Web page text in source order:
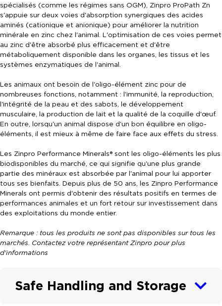
spécialisés (comme les régimes sans OGM), Zinpro ProPath Zn
s'appuie sur deux voies d'absorption synergiques des acides
aminés (cationique et anionique) pour améliorer la nutrition
minérale en zinc chez l'animal. L'optimisation de ces voies permet
au zinc d'être absorbé plus efficacement et d'être
métaboliquement disponible dans les organes, les tissus et les
systèmes enzymatiques de l'animal.
Les animaux ont besoin de l'oligo-élément zinc pour de
nombreuses fonctions, notamment : l'immunité, la reproduction,
l'intégrité de la peau et des sabots, le développement
musculaire, la production de lait et la qualité de la coquille d'œuf.
En outre, lorsqu'un animal dispose d'un bon équilibre en oligo-
éléments, il est mieux à même de faire face aux effets du stress.
Les Zinpro Performance Minerals® sont les oligo-éléments les plus
biodisponibles du marché, ce qui signifie qu'une plus grande
partie des minéraux est absorbée par l'animal pour lui apporter
tous ses bienfaits. Depuis plus de 50 ans, les Zinpro Performance
Minerals ont permis d'obtenir des résultats positifs en termes de
performances animales et un fort retour sur investissement dans
des exploitations du monde entier.
Remarque : tous les produits ne sont pas disponibles sur tous les
marchés. Contactez votre représentant Zinpro pour plus
d'informations
Safe Handling and Storage